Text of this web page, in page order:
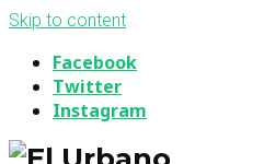
Skip to content
Facebook
Twitter
Instagram